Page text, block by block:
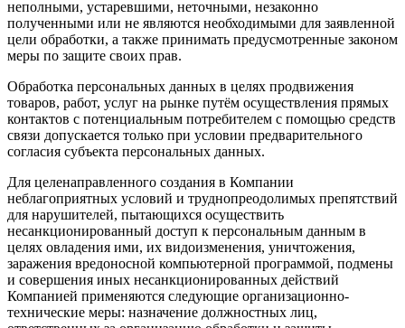
неполными, устаревшими, неточными, незаконно
полученными или не являются необходимыми для заявленной
цели обработки, а также принимать предусмотренные законом
меры по защите своих прав.
Обработка персональных данных в целях продвижения
товаров, работ, услуг на рынке путём осуществления прямых
контактов с потенциальным потребителем с помощью средств
связи допускается только при условии предварительного
согласия субъекта персональных данных.
Для целенаправленного создания в Компании
неблагоприятных условий и труднопреодолимых препятствий
для нарушителей, пытающихся осуществить
несанкционированный доступ к персональным данным в
целях овладения ими, их видоизменения, уничтожения,
заражения вредоносной компьютерной программой, подмены
и совершения иных несанкционированных действий
Компанией применяются следующие организационно-
технические меры: назначение должностных лиц,